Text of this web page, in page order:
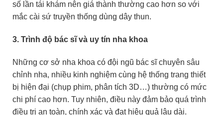
số lần tái khám nên giá thành thường cao hơn so với
mắc cài sứ truyền thống dùng dây thun.
3. Trình độ bác sĩ và uy tín nha khoa
Những cơ sở nha khoa có đội ngũ bác sĩ chuyên sâu
chỉnh nha, nhiều kinh nghiệm cùng hệ thống trang thiết
bị hiện đại (chụp phim, phân tích 3D…) thường có mức
chi phí cao hơn. Tuy nhiên, điều này đảm bảo quá trình
điều trị an toàn, chính xác và đạt hiệu quả lâu dài.